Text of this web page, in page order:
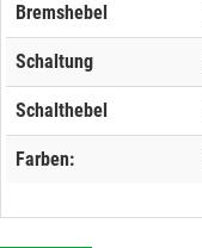
Bremshebel
Schaltung
Schalthebel
Farben: